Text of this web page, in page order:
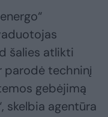
šalies atlikti
parodė techninį
gebėjimą
skelbia agentūra